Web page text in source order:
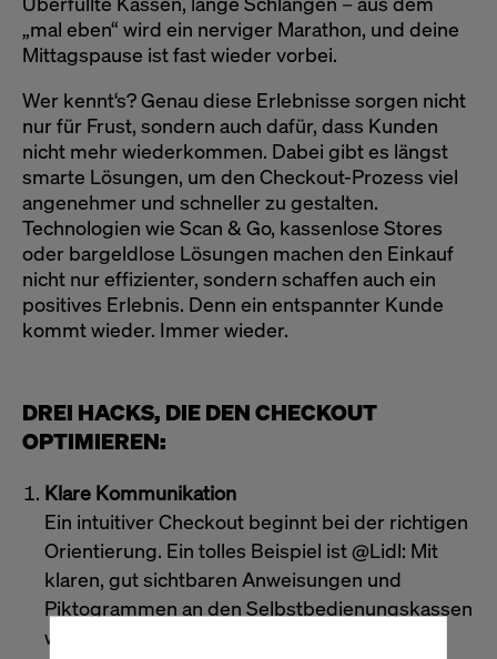
„mal eben“ wird ein nerviger Marathon, und deine
Mittagspause ist fast wieder vorbei.
Wer kennt‘s? Genau diese Erlebnisse sorgen nicht
nur für Frust, sondern auch dafür, dass Kunden
nicht mehr wiederkommen. Dabei gibt es längst
smarte Lösungen, um den Checkout-Prozess viel
angenehmer und schneller zu gestalten.
Technologien wie Scan & Go, kassenlose Stores
oder bargeldlose Lösungen machen den Einkauf
nicht nur effizienter, sondern schaffen auch ein
positives Erlebnis. Denn ein entspannter Kunde
kommt wieder. Immer wieder.
DREI HACKS, DIE DEN CHECKOUT
OPTIMIEREN:
Klare Kommunikation
Ein intuitiver Checkout beginnt bei der richtigen
Orientierung. Ein tolles Beispiel ist @Lidl: Mit
klaren, gut sichtbaren Anweisungen und
Piktogrammen an den Selbstbedienungskassen
wird der Prozess verständlich. Die Kunden